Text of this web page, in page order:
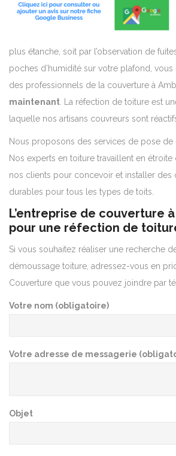
plus étanche, soit par l’observation de
poches d’humidité sur votre plafond,
des professionnels de la couverture à
maintenant . La réfection de toiture est
laquelle nos artisans couvreurs sont
Nous proposons des services de pose de
Nos experts en toiture travaillent en
nos clients pour concevoir et installer des
durables pour tous les types de toits.
L’entreprise de couverture
pour une réfection de
Si vous souhaitez réaliser une recherche
démoussage toiture, adressez-vous en
Couverture que vous pouvez joindre par
Votre nom (obligatoire)
Votre adresse de messagerie
Objet